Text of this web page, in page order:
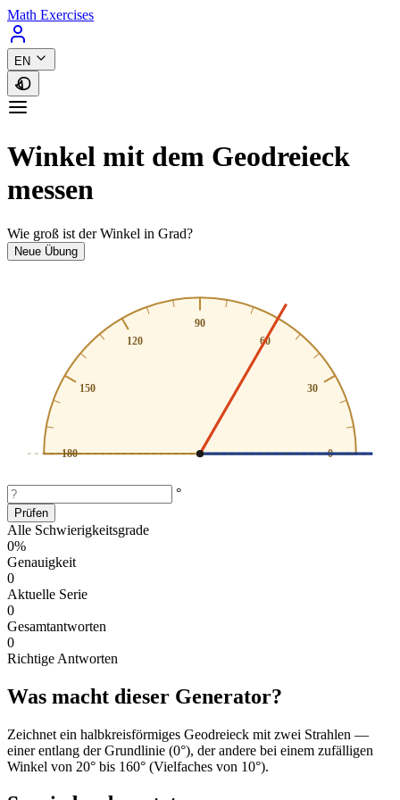
Math Exercises
EN
Winkel mit dem Geodreieck
messen
Wie groß ist der Winkel in Grad?
Neue Übung
0
30
60
90
120
150
180
°
Prüfen
Alle Schwierigkeitsgrade
0%
Genauigkeit
0
Aktuelle Serie
0
Gesamtantworten
0
Richtige Antworten
Was macht dieser Generator?
Zeichnet ein halbkreisförmiges Geodreieck mit zwei Strahlen —
einer entlang der Grundlinie (0°), der andere bei einem zufälligen
Winkel von 20° bis 160° (Vielfaches von 10°).